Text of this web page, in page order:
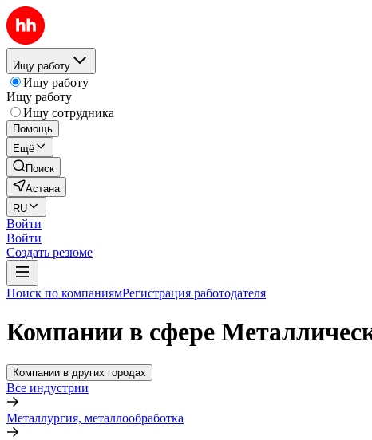
Ищу работу
Ищу работу
Ищу работу
Ищу сотрудника
Помощь
Ещё
Поиск
Астана
RU
Войти
Войти
Создать резюме
Поиск по компаниямРегистрация работодателя
Компании в сфере
Компании в других городах
Все индустрии
Металлургия, металлообработка